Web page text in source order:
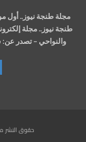
مجلة طنجة نيوز.. أول
طنجة نيوز.. مجلة
والنواحي – تصدر عن:
حقوق النشر محفوظة 2007 -